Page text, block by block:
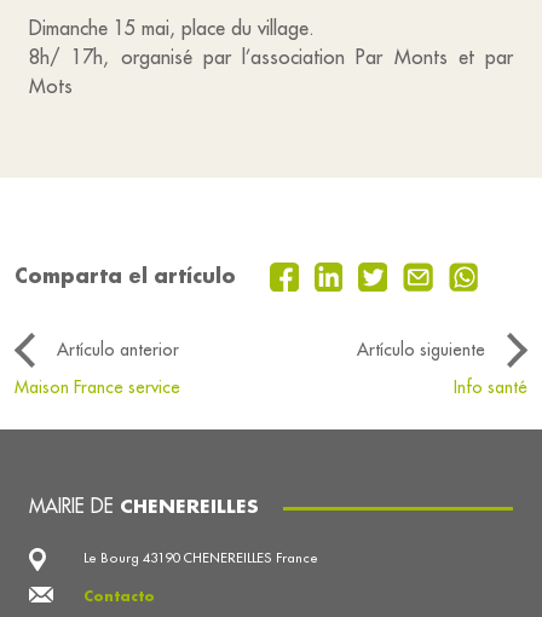
Dimanche 15 mai, place du village.
8h/ 17h, organisé par l’association Par Monts et par
Mots
Comparta el artículo
Artículo anterior
Artículo siguiente
Maison France service
Info santé
MAIRIE DE CHENEREILLES
Le Bourg 43190 CHENEREILLES France
Contacto